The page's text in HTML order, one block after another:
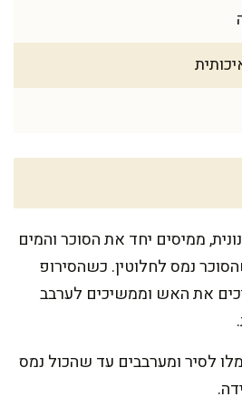
ממיסים יחד את הסוכר והמים
נמס לחלוטין. כשהסירופ
את האש וממשיכים לערבב
לסיר ומערבבים עד שהכול נמס